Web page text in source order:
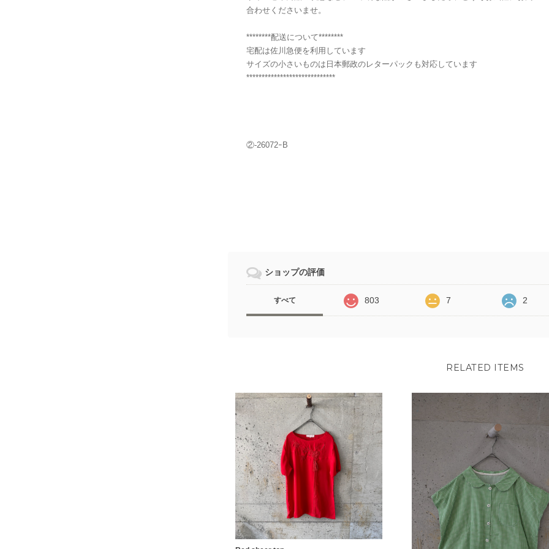
合わせくださいませ。
********配送について********
宅配は佐川急便を利用しています
サイズの小さいものは日本郵政のレターパックも対応しています
*****************************
②-26072ｰB
ショップの評価
すべて 803 7 2
RELATED ITEMS